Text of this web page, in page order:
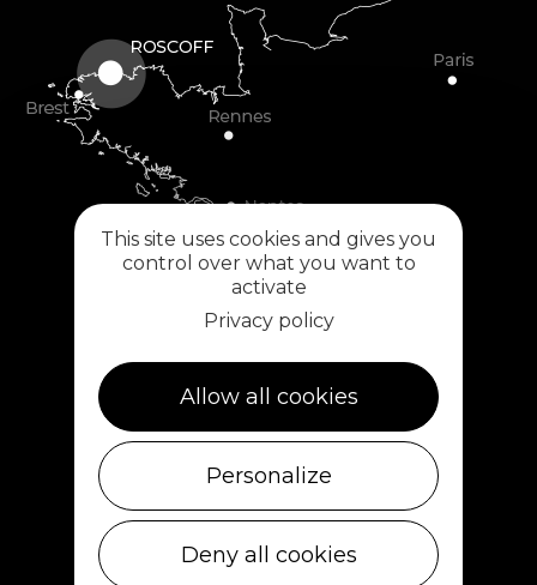
29430 PLOUESCAT
Ile de Batz
This site uses cookies and gives you
control over what you want to
activate
Privacy policy
Allow all cookies
Personalize
Deny all cookies